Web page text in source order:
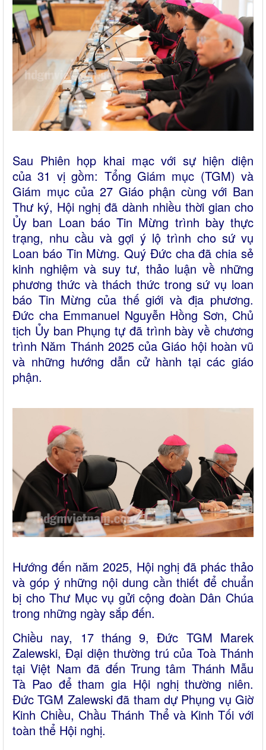
Sau Phiên họp khai mạc với sự hiện diện
của 31 vị gồm: Tổng Giám mục (TGM) và
Giám mục của 27 Giáo phận cùng với Ban
Thư ký, Hội nghị đã dành nhiều thời gian cho
Ủy ban Loan báo Tin Mừng trình bày thực
trạng, nhu cầu và gợi ý lộ trình cho sứ vụ
Loan báo Tin Mừng. Quý Đức cha đã chia sẻ
kinh nghiệm và suy tư, thảo luận về những
phương thức và thách thức trong sứ vụ loan
báo Tin Mừng của thế giới và địa phương.
Đức cha Emmanuel Nguyễn Hồng Sơn, Chủ
tịch Ủy ban Phụng tự đã trình bày về chương
trình Năm Thánh 2025 của Giáo hội hoàn vũ
và những hướng dẫn cử hành tại các giáo
phận.
Hướng đến năm 2025, Hội nghị đã phác thảo
và góp ý những nội dung cần thiết để chuẩn
bị cho Thư Mục vụ gửi cộng đoàn Dân Chúa
trong những ngày sắp đến.
Chiều nay, 17 tháng 9, Đức TGM Marek
Zalewski, Đại diện thường trú của Toà Thánh
tại Việt Nam đã đến Trung tâm Thánh Mẫu
Tà Pao để tham gia Hội nghị thường niên.
Đức TGM Zalewski đã tham dự Phụng vụ Giờ
Kinh Chiều, Chầu Thánh Thể và Kinh Tối với
toàn thể Hội nghị.